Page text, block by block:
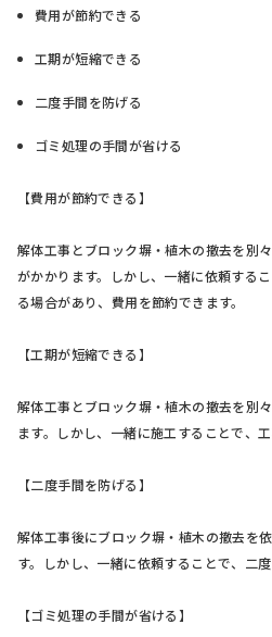
費用が節約できる
工期が短縮できる
二度手間を防げる
ゴミ処理の手間が省ける
【費用が節約できる】
解体工事とブロック塀・植木の撤去を別
がかかります。しかし、一緒に依頼する
る場合があり、費用を節約できます。
【工期が短縮できる】
解体工事とブロック塀・植木の撤去を別
ます。しかし、一緒に施工することで、工
【二度手間を防げる】
解体工事後にブロック塀・植木の撤去を
す。しかし、一緒に依頼することで、二度
【ゴミ処理の手間が省ける】